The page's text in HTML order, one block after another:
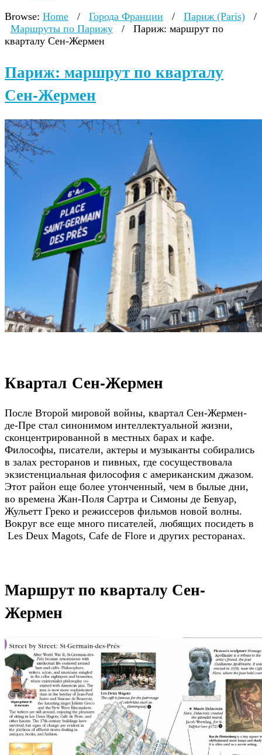
Browse: Home / Города Франции / Париж (Paris)
/
Маршруты по Парижу
/
Париж: маршрут по
кварталу Сен-Жермен
Париж: маршрут по кварталу
Сен-Жермен
Квартал Сен-Жермен
После Второй мировой войны, квартал Сен-Жермен-
де-Пре стал синонимом интеллектуальной жизни,
сконцентрированной в местных барах и кафе.
Философы, писатели, актеры и музыканты собирались
в залах ресторанов и пивных, где сосуществовала
экзистенциальная философия с американским джазом.
Этот район еще более утонченный, чем в былые дни,
во времена Жан-Поля Сартра и Симоны де Бевуар,
Жульетт Греко и режиссеров фильмов новой волны.
Вокруг все еще много писателей, любящих посидеть в
Les Deux Magots, Cafe de Flore и других ресторанах.
Маршрут по кварталу Сен-
Жермен